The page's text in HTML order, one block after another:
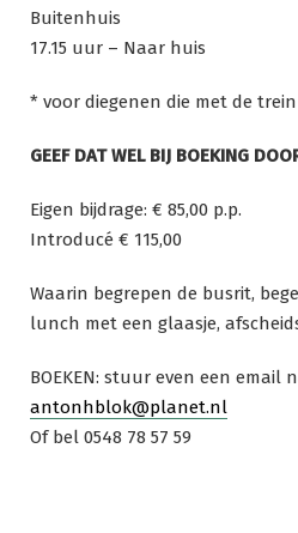
Buitenhuis
17.15 uur – Naar huis
* voor diegenen die met de
GEEF DAT WEL BIJ BOEKING
Eigen bijdrage: € 85,00 p.p.
Introducé € 115,00
Waarin begrepen de busrit,
lunch met een glaasje,
BOEKEN: stuur even een email
antonhblok@planet.nl
Of bel 0548 78 57 59